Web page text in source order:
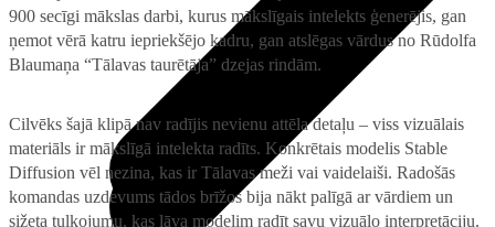
900 secīgi mākslas darbi, kurus mākslīgais intelekts ģenerējis, gan
ņemot vērā katru iepriekšējo kadru, gan atslēgas vārdus no Rūdolfa
Blaumaņa “Tālavas taurētāja” dzejas rindām.
Cilvēks šajā klipā nav radījis nevienu attēla detaļu – viss vizuālais
materiāls ir mākslīgā intelekta radīts. Konkrētais modelis Stable
Diffusion vēl nezina, kas ir Tālavas meži vai vaidelaiši. Radošās
komandas uzdevums tādos brīžos bija nākt palīgā ar vārdiem un
sižeta tulkojumu, kas ļāva modelim radīt savu vizuālo interpretāciju.